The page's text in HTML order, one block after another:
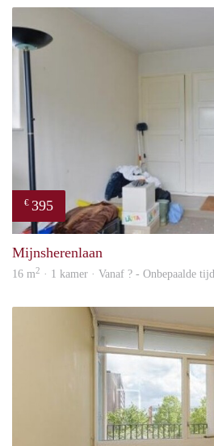
€ 395
Mijnsherenlaan
16 m2 · 1 kamer · Vanaf ? - Onbepaalde tijd